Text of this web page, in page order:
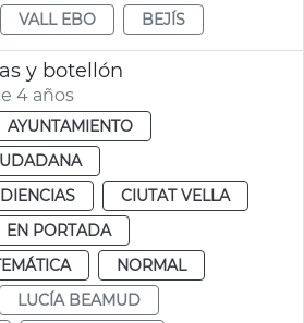
VALL EBO BEJÍS
y botellón
4 años
AYUNTAMIENTO
CIUTAT VELLA
EN PORTADA
NORMAL
LUCÍA BEAMUD